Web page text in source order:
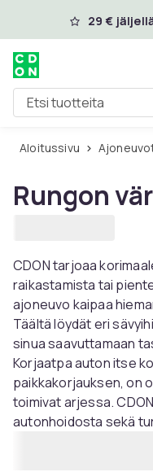
Ohita ja siirry
29 €
Etsi tuotteita
Aloitussivu
Rungon
CDON tarjoaa
raikastamista tai
ajoneuvo kaipaa
Täältä löydät eri
sinua saavuttamaan
Korjaatpa auton itse
paikkakorjauksen, on
toimivat arjessa.
autonhoidosta sekä